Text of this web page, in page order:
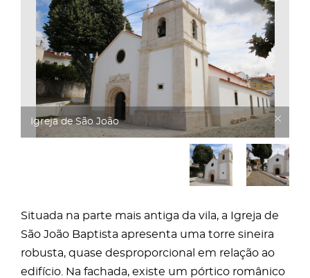
Igreja de São João
Situada na parte mais antiga da vila, a Igreja de
São João Baptista apresenta uma torre sineira
robusta, quase desproporcional em relação ao
edifício. Na fachada, existe um pórtico românico